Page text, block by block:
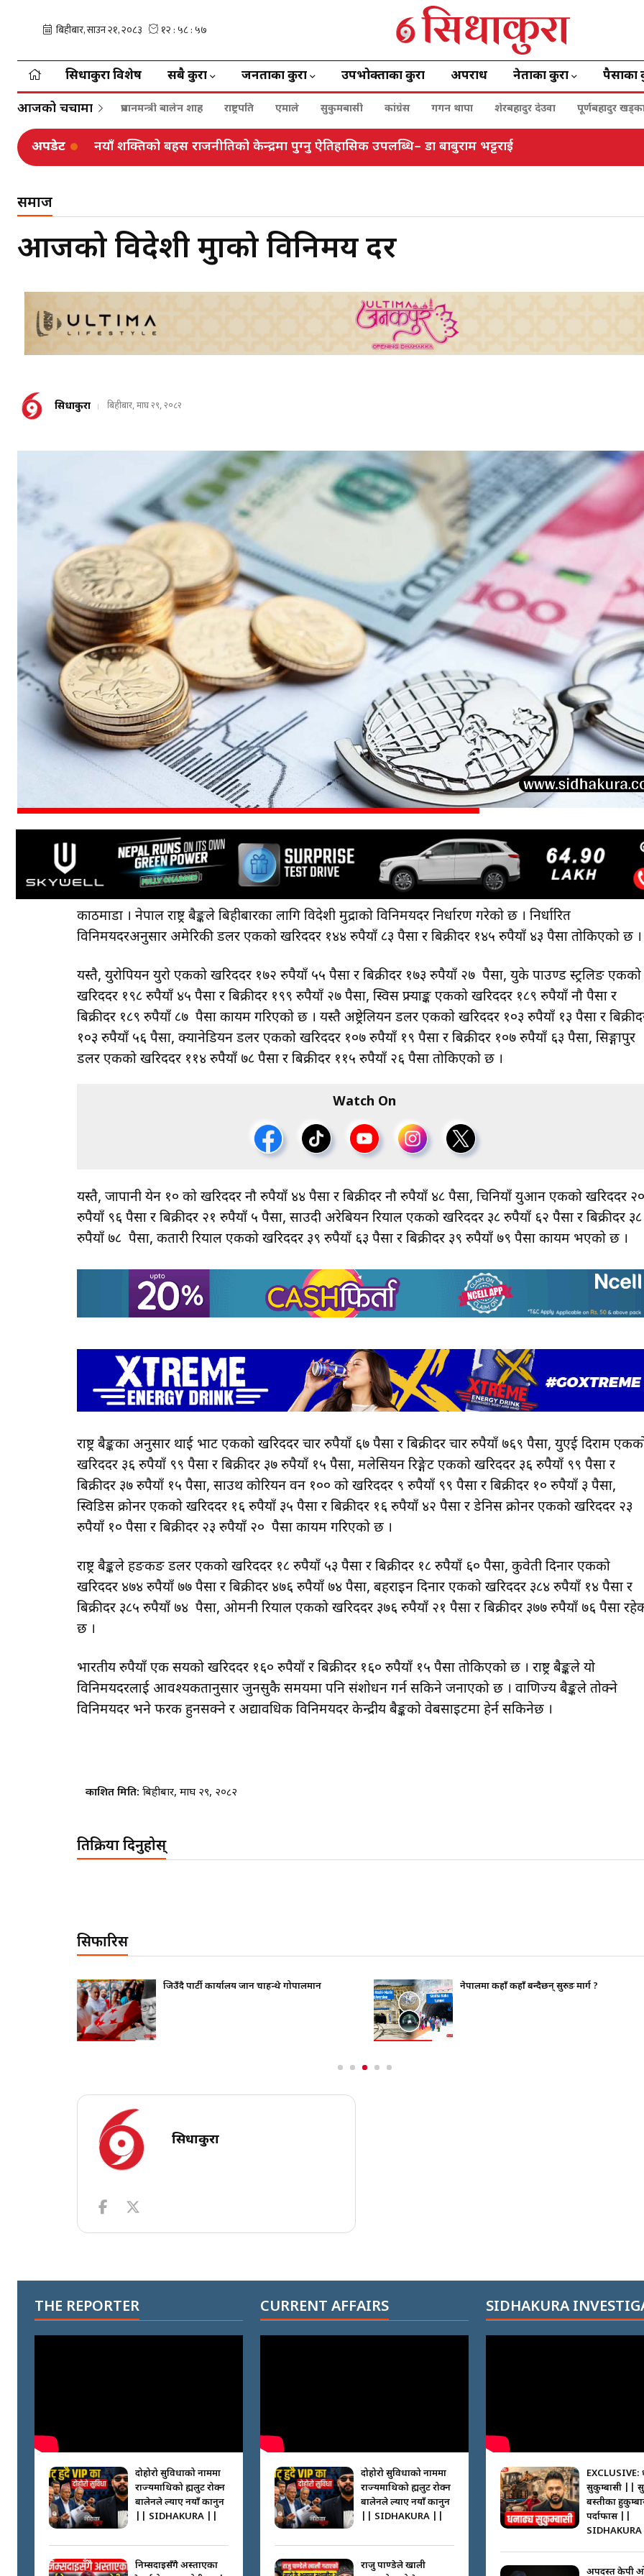
सिधाकुरा विशेष सबै कुरा जनताका कुरा उपभोक्ताका कुरा अपराध नेताका कुरा पैसाका
आजको चर्चामा प्रधानमन्त्री बालेन शाह राष्ट्रपति एमाले सुकुमबासी कांग्रेस गगन थापा शेरबहादुर देउवा पूर्णबहादुर
अपडेट नयाँ शक्तिको बहस राजनीतिको केन्द्रमा पुग्नु ऐतिहासिक उपलब्धि– डा बाबुराम भट्टराई
समाज
आजको विदेशी मुद्राको विनिमय दर
सिधाकुरा बिहीबार, माघ २९, २०८२
काठमाडौँ । नेपाल राष्ट्र बैङ्कले बिहीबारका लागि विदेशी मुद्राको विनिमयदर निर्धारण गरेको छ । निर्धारित
विनिमयदरअनुसार अमेरिकी डलर एकको खरिददर १४४ रुपैयाँ ८३ पैसा र बिक्रीदर १४५ रुपैयाँ ४३ पैसा तोकिएको छ ।
यस्तै, युरोपियन युरो एकको खरिददर १७२ रुपैयाँ ५५ पैसा र बिक्रीदर १७३ रुपैयाँ २७ पैसा, युके पाउण्ड स्ट्रलिङ एकको
खरिददर १९८ रुपैयाँ ४५ पैसा र बिक्रीदर १९९ रुपैयाँ २७ पैसा, स्विस फ्र्याङ्क एकको खरिददर १८९ रुपैयाँ नौ पैसा र
बिक्रीदर १८९ रुपैयाँ ८७ पैसा कायम गरिएको छ । यस्तै अष्ट्रेलियन डलर एकको खरिददर १०३ रुपैयाँ १३ पैसा र
१०३ रुपैयाँ ५६ पैसा, क्यानेडियन डलर एकको खरिददर १०७ रुपैयाँ १९ पैसा र बिक्रीदर १०७ रुपैयाँ ६३ पैसा, सिङ्गापुर
डलर एकको खरिददर ११४ रुपैयाँ ७८ पैसा र बिक्रीदर ११५ रुपैयाँ २६ पैसा तोकिएको छ ।
Watch On
यस्तै, जापानी येन १० को खरिददर नौ रुपैयाँ ४४ पैसा र बिक्रीदर नौ रुपैयाँ ४८ पैसा, चिनियाँ युआन एकको खरिददर २०
रुपैयाँ ९६ पैसा र बिक्रीदर २१ रुपैयाँ ५ पैसा, साउदी अरेबियन रियाल एकको खरिददर ३८ रुपैयाँ ६२ पैसा र बिक्रीदर ३८
रुपैयाँ ७८ पैसा, कतारी रियाल एकको खरिददर ३९ रुपैयाँ ६३ पैसा र बिक्रीदर ३९ रुपैयाँ ७९ पैसा कायम भएको छ ।
राष्ट्र बैङ्कका अनुसार थाई भाट एकको खरिददर चार रुपैयाँ ६७ पैसा र बिक्रीदर चार रुपैयाँ ७६९ पैसा, युएई दिराम
खरिददर ३६ रुपैयाँ ९९ पैसा र बिक्रीदर ३७ रुपैयाँ १५ पैसा, मलेसियन रिङ्गेट एकको खरिददर ३६ रुपैयाँ ९९ पैसा र
बिक्रीदर ३७ रुपैयाँ १५ पैसा, साउथ कोरियन वन १०० को खरिददर ९ रुपैयाँ ९९ पैसा र बिक्रीदर १० रुपैयाँ ३ पैसा,
स्विडिस क्रोनर एकको खरिददर १६ रुपैयाँ ३५ पैसा र बिक्रीदर १६ रुपैयाँ ४२ पैसा र डेनिस क्रोनर एकको खरिददर २३
रुपैयाँ १० पैसा र बिक्रीदर २३ रुपैयाँ २० पैसा कायम गरिएको छ ।
राष्ट्र बैङ्कले हङकङ डलर एकको खरिददर १८ रुपैयाँ ५३ पैसा र बिक्रीदर १८ रुपैयाँ ६० पैसा, कुवेती दिनार एकको
खरिददर ४७४ रुपैयाँ ७७ पैसा र बिक्रीदर ४७६ रुपैयाँ ७४ पैसा, बहराइन दिनार एकको खरिददर ३८४ रुपैयाँ १४ पैसा र
बिक्रीदर ३८५ रुपैयाँ ७४ पैसा, ओमनी रियाल एकको खरिददर ३७६ रुपैयाँ २१ पैसा र बिक्रीदर ३७७ रुपैयाँ ७६ पैसा
छ ।
भारतीय रुपैयाँ एक सयको खरिददर १६० रुपैयाँ र बिक्रीदर १६० रुपैयाँ १५ पैसा तोकिएको छ । राष्ट्र बैङ्कले यो
विनिमयदरलाई आवश्यकतानुसार जुनसुकै समयमा पनि संशोधन गर्न सकिने जनाएको छ । वाणिज्य बैङ्कले तोक्ने
विनिमयदर भने फरक हुनसक्ने र अद्यावधिक विनिमयदर केन्द्रीय बैङ्कको वेबसाइटमा हेर्न सकिनेछ ।
प्रकाशित मिति: बिहीबार, माघ २९, २०८२
प्रतिक्रिया दिनुहोस्
सिफारिस
जिउँदै पार्टी कार्यालय जान चाहन्थे गोपालमान नेपालमा कहाँ कहाँ बन्दैछन् सुरुङ मार्ग ?
सिधाकुरा
THE REPORTER
दोहोरो सुविधाको नाममा
राज्यमाथिको ब्रह्मलुट रोक्न
बालेनले ल्याए नयाँ कानुन
|| SIDHAKURA ||
निम्सदाइसँगै अस्ताएका
CURRENT AFFAIRS
दोहोरो सुविधाको नाममा
राज्यमाथिको ब्रह्मलुट रोक्न
बालेनले ल्याए नयाँ कानुन
|| SIDHAKURA ||
राजु पाण्डेले खाली
SIDHAKURA
EXCLUSIVE:
सुकुम्बासी ||
बस्तीका
पर्दाफास ||
अपदस्त केपी